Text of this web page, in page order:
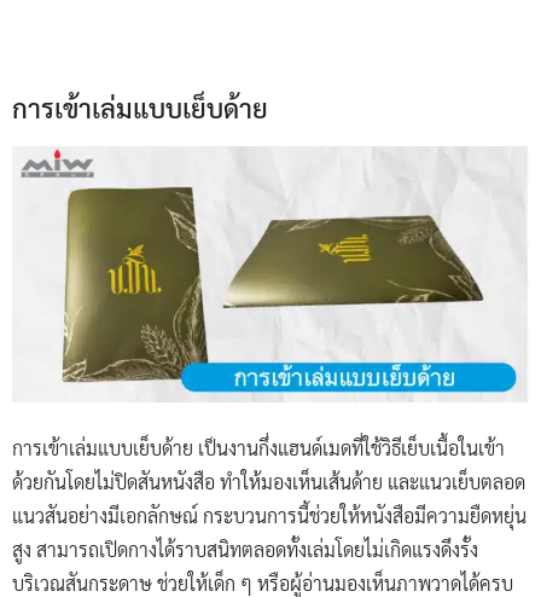
การเข้าเล่มแบบเย็บด้าย
การเข้าเล่มแบบเย็บด้าย เป็นงานกึ่งแฮนด์เมดที่ใช้วิธีเย็บเนื้อในเข้า
ด้วยกันโดยไม่ปิดสันหนังสือ ทำให้มองเห็นเส้นด้าย และแนวเย็บตลอด
แนวสันอย่างมีเอกลักษณ์ กระบวนการนี้ช่วยให้หนังสือมีความยืดหยุ่น
สูง สามารถเปิดกางได้ราบสนิทตลอดทั้งเล่มโดยไม่เกิดแรงดึงรั้ง
บริเวณสันกระดาษ ช่วยให้เด็ก ๆ หรือผู้อ่านมองเห็นภาพวาดได้ครบ